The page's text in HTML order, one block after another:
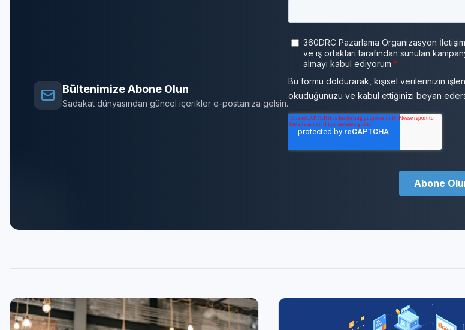
Bültenimize Abone Olun
Sadakat dünyasından güncel içerikler e-postanıza gelsin.